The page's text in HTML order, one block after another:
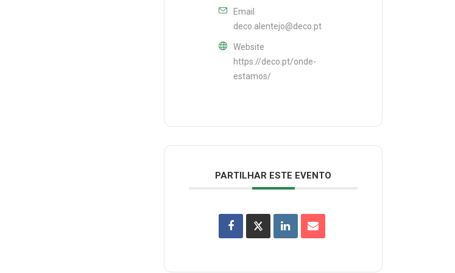
Email
deco.alentejo@deco.pt
Website
https://deco.pt/onde-
estamos/
PARTILHAR ESTE EVENTO